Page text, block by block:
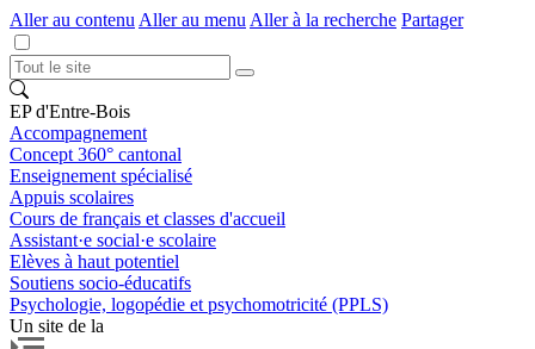
Aller au contenu Aller au menu Aller à la recherche Partager
EP d'Entre-Bois
Accompagnement
Concept 360° cantonal
Enseignement spécialisé
Appuis scolaires
Cours de français et classes d'accueil
Assistant·e social·e scolaire
Elèves à haut potentiel
Soutiens socio-éducatifs
Psychologie, logopédie et psychomotricité (PPLS)
Un site de la